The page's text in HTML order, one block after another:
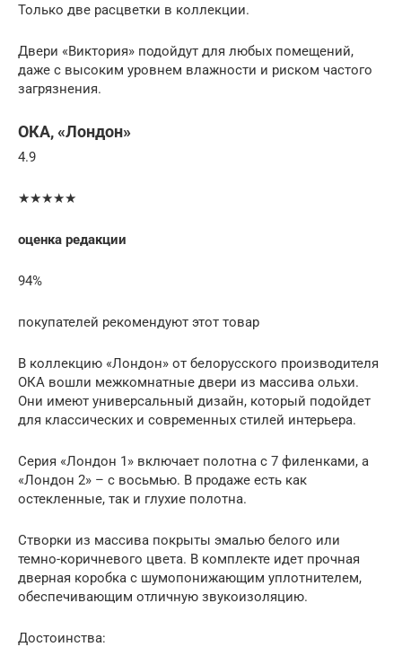
Только две расцветки в коллекции.
Двери «Виктория» подойдут для любых помещений,
даже с высоким уровнем влажности и риском частого
загрязнения.
ОКА, «Лондон»
4.9
★★★★★
оценка редакции
94%
покупателей рекомендуют этот товар
В коллекцию «Лондон» от белорусского производителя
ОКА вошли межкомнатные двери из массива ольхи.
Они имеют универсальный дизайн, который подойдет
для классических и современных стилей интерьера.
Серия «Лондон 1» включает полотна с 7 филенками, а
«Лондон 2» – с восьмью. В продаже есть как
остекленные, так и глухие полотна.
Створки из массива покрыты эмалью белого или
темно-коричневого цвета. В комплекте идет прочная
дверная коробка с шумопонижающим уплотнителем,
обеспечивающим отличную звукоизоляцию.
Достоинства: